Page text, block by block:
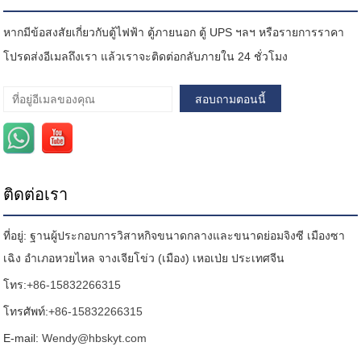
หากมีข้อสงสัยเกี่ยวกับตู้ไฟฟ้า ตู้ภายนอก ตู้ UPS ฯลฯ หรือรายการราคา
โปรดส่งอีเมลถึงเรา แล้วเราจะติดต่อกลับภายใน 24 ชั่วโมง
ติดต่อเรา
ที่อยู่: ฐานผู้ประกอบการวิสาหกิจขนาดกลางและขนาดย่อมจิงซี เมืองซา
เฉิง อำเภอหวยไหล จางเจียโข่ว (เมือง) เหอเป่ย ประเทศจีน
โทร:+86-15832266315
โทรศัพท์:+86-15832266315
E-mail:Wendy@hbskyt.com